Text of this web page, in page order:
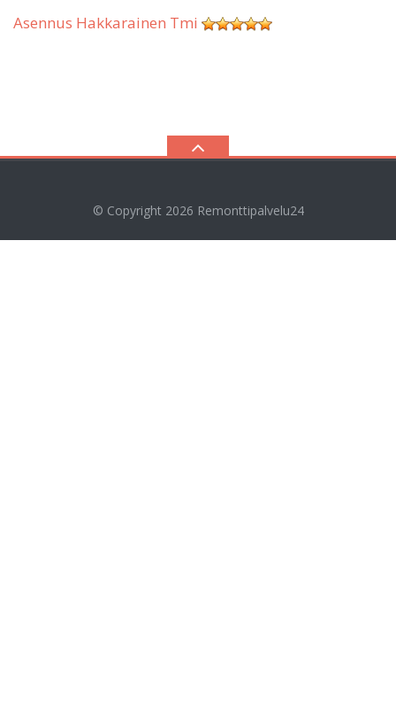
Asennus Hakkarainen Tmi
© Copyright 2026 Remonttipalvelu24